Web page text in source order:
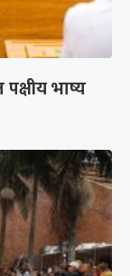
पक्षीय भाष्य